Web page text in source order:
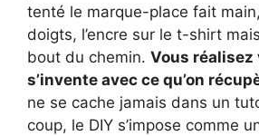
tenté le marque-place fait
doigts, l’encre sur le t-shirt
bout du chemin. Vous réalisez
s’invente avec ce qu’on
ne se cache jamais dans un
coup, le DIY s’impose comme